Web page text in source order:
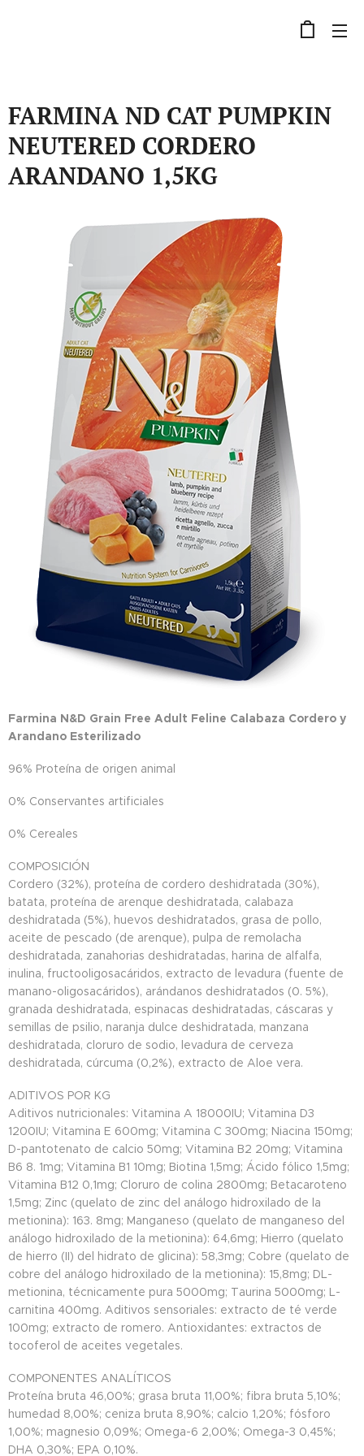
FARMINA ND CAT PUMPKIN
NEUTERED CORDERO
ARANDANO 1,5KG
Farmina N&D Grain Free Adult Feline Calabaza Cordero y
Arandano Esterilizado
96% Proteína de origen animal
0% Conservantes artificiales
0% Cereales
COMPOSICIÓN
Cordero (32%), proteína de cordero deshidratada (30%),
batata, proteína de arenque deshidratada, calabaza
deshidratada (5%), huevos deshidratados, grasa de pollo,
aceite de pescado (de arenque), pulpa de remolacha
deshidratada, zanahorias deshidratadas, harina de alfalfa,
inulina, fructooligosacáridos, extracto de levadura (fuente de
manano-oligosacáridos), arándanos deshidratados (0. 5%),
granada deshidratada, espinacas deshidratadas, cáscaras y
semillas de psilio, naranja dulce deshidratada, manzana
deshidratada, cloruro de sodio, levadura de cerveza
deshidratada, cúrcuma (0,2%), extracto de Aloe vera.
ADITIVOS POR KG
Aditivos nutricionales: Vitamina A 18000IU; Vitamina D3
1200IU; Vitamina E 600mg; Vitamina C 300mg; Niacina 150mg;
D-pantotenato de calcio 50mg; Vitamina B2 20mg; Vitamina
B6 8. 1mg; Vitamina B1 10mg; Biotina 1,5mg; Ácido fólico 1,5mg;
Vitamina B12 0,1mg; Cloruro de colina 2800mg; Betacaroteno
1,5mg; Zinc (quelato de zinc del análogo hidroxilado de la
metionina): 163. 8mg; Manganeso (quelato de manganeso del
análogo hidroxilado de la metionina): 64,6mg; Hierro (quelato
de hierro (II) del hidrato de glicina): 58,3mg; Cobre (quelato de
cobre del análogo hidroxilado de la metionina): 15,8mg; DL-
metionina, técnicamente pura 5000mg; Taurina 5000mg; L-
carnitina 400mg. Aditivos sensoriales: extracto de té verde
100mg; extracto de romero. Antioxidantes: extractos de
tocoferol de aceites vegetales.
COMPONENTES ANALÍTICOS
Proteína bruta 46,00%; grasa bruta 11,00%; fibra bruta 5,10%;
humedad 8,00%; ceniza bruta 8,90%; calcio 1,20%; fósforo
1,00%; magnesio 0,09%; Omega-6 2,00%; Omega-3 0,45%;
DHA 0,30%; EPA 0,10%.